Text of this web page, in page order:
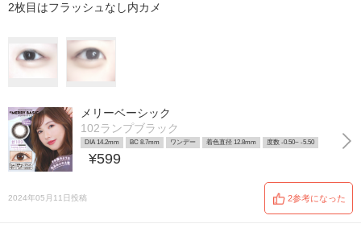
2枚目はフラッシュなし内カメ
メリーベーシック
102ランプブラック
DIA 14.2mm BC 8.7mm ワンデー 着色直径 12.8mm 度数 -0.50~ -5.50
¥599
2024年05月11日投稿 2参考になった